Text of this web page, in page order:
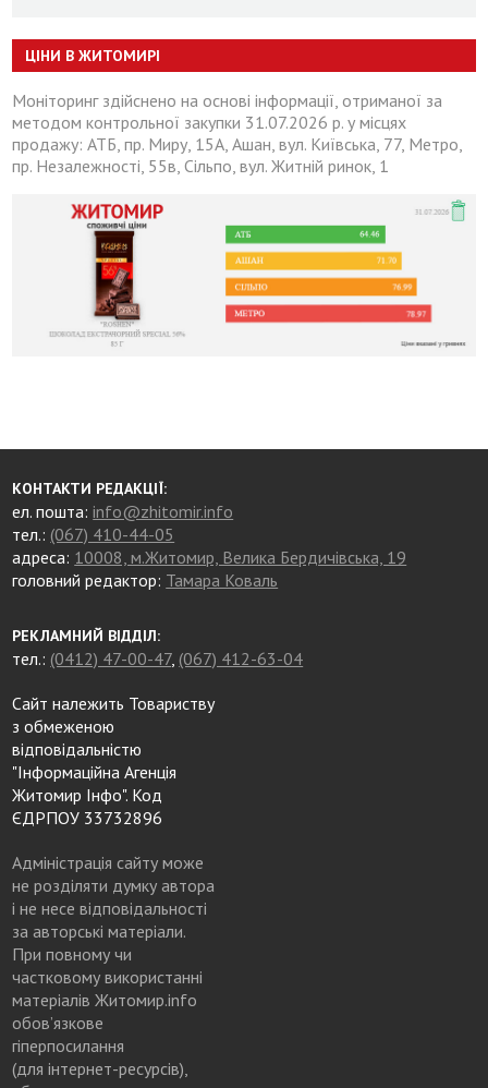
ЦІНИ В ЖИТОМИРІ
Моніторинг здійснено на основі інформації, отриманої за
методом контрольної закупки 31.07.2026 р. у місцях
продажу: АТБ, пр. Миру, 15А, Ашан, вул. Київська, 77, Метро,
пр. Незалежності, 55в, Сільпо, вул. Житній ринок, 1
КОНТАКТИ РЕДАКЦІЇ:
ел. пошта:info@zhitomir.info
тел.: (067) 410-44-05
адреса: 10008, м.Житомир, Велика Бердичівська, 19
головний редактор: Тамара Коваль
РЕКЛАМНИЙ ВІДДІЛ:
тел.: (0412) 47-00-47, (067) 412-63-04
Сайт належить Товариству
з обмеженою
відповідальністю
"Інформаційна Агенція
Житомир Інфо". Код
ЄДРПОУ 33732896
Адміністрація сайту може
не розділяти думку автора
і не несе відповідальності
за авторські матеріали.
При повному чи
частковому використанні
матеріалів Житомир.info
обов’язкове
гіперпосилання
(для інтернет-ресурсів),